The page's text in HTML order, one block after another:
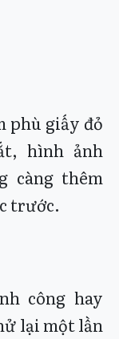
phù giấy đỏ
hình ảnh
càng thêm
trước.
công hay
lại một lần